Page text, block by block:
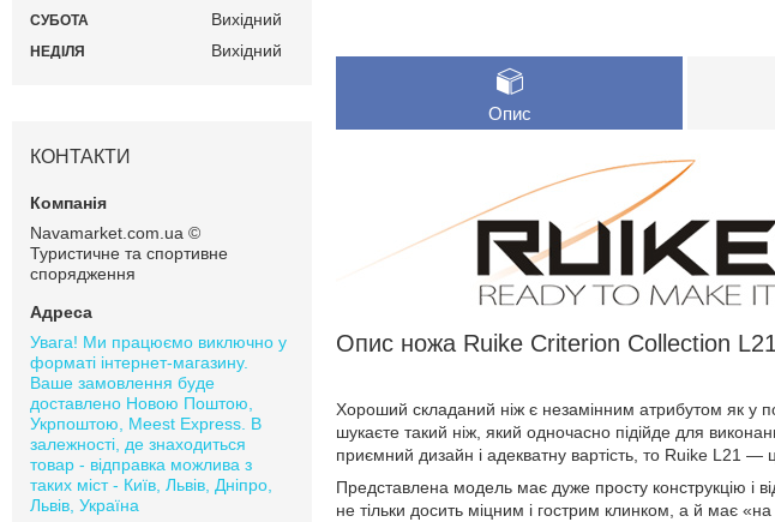
Опис
Опис ножа Ruike Criterion Collection
Хороший складаний ніж є незамінним атрибутом як у
шукаєте такий ніж, який одночасно підійде для
приємний дизайн і адекватну вартість, то Ruike L21 —
Представлена модель має дуже просту конструкцію і
не тільки досить міцним і гострим клинком, а й має
СУБОТА Вихідний
НЕДІЛЯ Вихідний
КОНТАКТИ
Navamarket.com.ua ©
Туристичне та спортивне
спорядження
Увага! Ми працюємо виключно у
форматі інтернет-магазину.
Ваше замовлення буде
доставлено Новою Поштою,
Укрпоштою, Meest Express. В
залежності, де знаходиться
товар - відправка можлива з
таких міст - Київ, Львів, Дніпро,
Львів, Україна